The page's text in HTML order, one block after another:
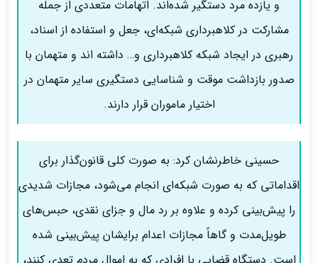
و یازده مرد دستگیر شده‌اند. اتهامات متعددی از جمله
مشارکت در کلاهبرداری شبکه‌ای، جعل و استفاده از اسناد،
رهبری در ایجاد شبکه کلاهبرداری و… داشته اند و متهمان با
صدور بازداشت موقت و شناسایی دستگیری سایر متهمان در
اختیار ماموران قرار دارند.
حسینی خاطرنشان کرد: به صورت کلی قانون‌گذار برای
اقداماتی که به صورت شبکه‌ای انجام می‌شود، مجازات شدیدی
را پیش‌بینی کرده و علاوه بر رد مال و جزای نقدی، حبس‌های
طویل‌مدت و گاهاً مجازات اعدام برایشان پیش‌بینی شده